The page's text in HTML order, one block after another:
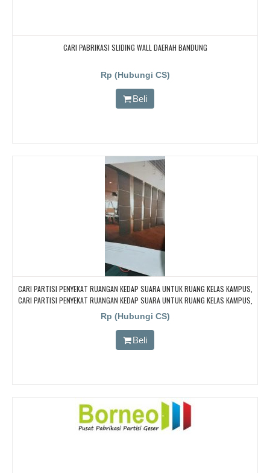
CARI PABRIKASI SLIDING WALL DAERAH BANDUNG
Rp (Hubungi CS)
Beli
CARI PARTISI PENYEKAT RUANGAN KEDAP SUARA UNTUK RUANG KELAS KAMPUS,
CARI PARTISI PENYEKAT RUANGAN KEDAP SUARA UNTUK RUANG KELAS KAMPUS,
CARI PARTISI PENYEKAT RUANGAN KEDAP SUARA UNTUK RUANG KELAS KAMPUS,
CARI PARTISI PENYEKAT RUANGAN KEDAP SUARA UNTUK RUANG KELAS KAMPUS,
CARI PARTISI PENYEKAT RUANGAN KEDAP SUARA UNTUK RUANG KELAS KAMPUS
Rp (Hubungi CS)
Beli